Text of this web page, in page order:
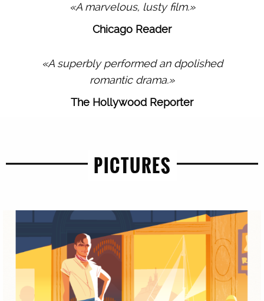
«A marvelous, lusty film.»
Chicago Reader
«A superbly performed an dpolished
romantic drama.»
The Hollywood Reporter
PICTURES